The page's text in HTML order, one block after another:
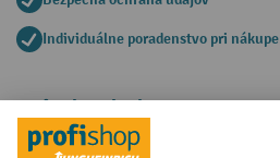
Individuálne poradenstvo pri nákupe
Spôsoby platby